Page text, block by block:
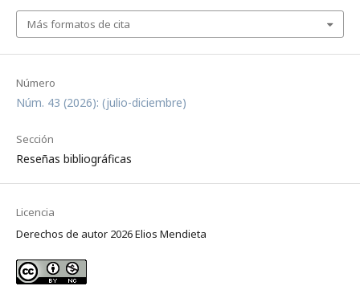
Número
Núm. 43 (2026): (julio-diciembre)
Sección
Reseñas bibliográficas
Licencia
Derechos de autor 2026 Elios Mendieta
Más formatos de cita